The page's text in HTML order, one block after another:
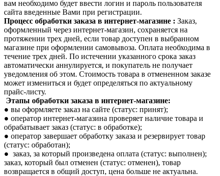
вам необходимо будет ввести логин и пароль пользователя
сайта введенные Вами при регистрации.
Процесс обработки заказа в интернет-магазине : Заказ,
оформленный через интернет-магазин, сохраняется на
протяжении трех дней, если товар доступен в выбранном
магазине при оформлении самовывоза. Оплата необходима в
течение трех дней. По истечении указанного срока заказ
автоматически аннулируется, и покупатель не получает
уведомления об этом. Стоимость товара в отмененном заказе
может измениться и будет определяться по актуальному
прайс-листу.
Этапы обработки заказа в интернет-магазине:
● вы оформляете заказ на сайте (статус: принят);
● оператор интернет-магазина проверяет наличие товара и
обрабатывает заказ (статус: в обработке);
● оператор завершает обработку заказа и резервирует товар
(статус: обработан);
● заказ, за который произведена оплата (статус: выполнен);
заказ, который был отменен (статус: отменен), товар
возвращается в общий доступ, цена больше не актуальна.